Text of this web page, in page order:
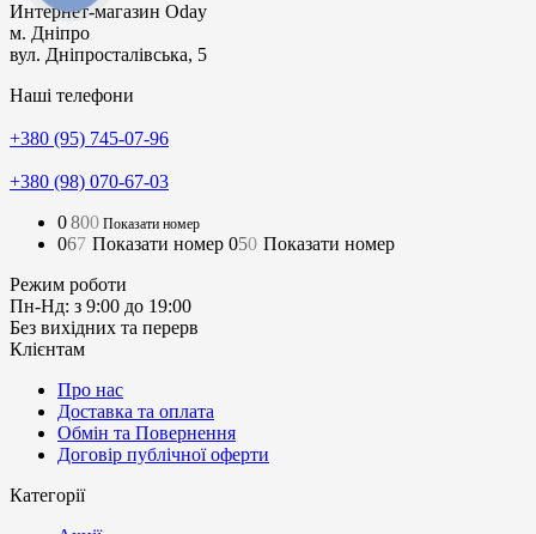
Интернет-магазин Oday
м. Дніпро
вул. Дніпросталівська, 5
Наші телефони
+380 (95) 745-07-96
+380 (98) 070-67-03
0800 Показати номер
067 Показати номер 050 Показати номер
Режим роботи
Пн-Нд: з 9:00 до 19:00
Без вихідних та перерв
Клієнтам
Про нас
Доставка та оплата
Обмін та Повернення
Договір публічної оферти
Категорії